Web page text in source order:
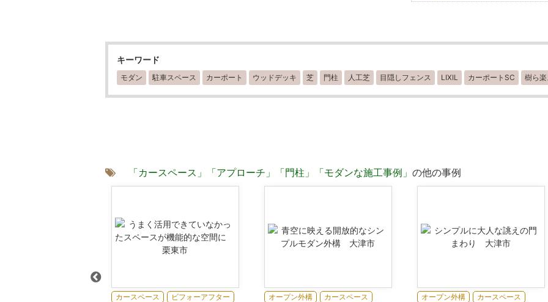
キーワード
モダン 駐車スペース カーポート ウッドデッキ 芝 門柱 人工芝 目隠しフェンス LIXIL カーポートSC 樹ら
「カースペース」 「アプローチ」 「門柱」 「モダンな施工事例」 の他の事例
カースペース ビフォーアフター オープン外構
カースペース
オープン外構
カースペース